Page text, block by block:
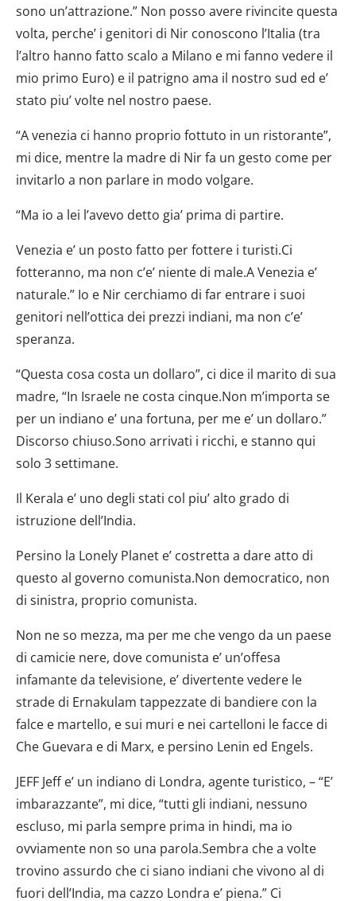
sono un’attrazione.” Non posso avere rivincite questa
volta, perche’ i genitori di Nir conoscono l’Italia (tra
l’altro hanno fatto scalo a Milano e mi fanno vedere il
mio primo Euro) e il patrigno ama il nostro sud ed e’
stato piu’ volte nel nostro paese.
“A venezia ci hanno proprio fottuto in un ristorante”,
mi dice, mentre la madre di Nir fa un gesto come per
invitarlo a non parlare in modo volgare.
“Ma io a lei l’avevo detto gia’ prima di partire.
Venezia e’ un posto fatto per fottere i turisti.Ci
fotteranno, ma non c’e’ niente di male.A Venezia e’
naturale.” Io e Nir cerchiamo di far entrare i suoi
genitori nell’ottica dei prezzi indiani, ma non c’e’
speranza.
“Questa cosa costa un dollaro”, ci dice il marito di sua
madre, “In Israele ne costa cinque.Non m’importa se
per un indiano e’ una fortuna, per me e’ un dollaro.”
Discorso chiuso.Sono arrivati i ricchi, e stanno qui
solo 3 settimane.
Il Kerala e’ uno degli stati col piu’ alto grado di
istruzione dell’India.
Persino la Lonely Planet e’ costretta a dare atto di
questo al governo comunista.Non democratico, non
di sinistra, proprio comunista.
Non ne so mezza, ma per me che vengo da un paese
di camicie nere, dove comunista e’ un’offesa
infamante da televisione, e’ divertente vedere le
strade di Ernakulam tappezzate di bandiere con la
falce e martello, e sui muri e nei cartelloni le facce di
Che Guevara e di Marx, e persino Lenin ed Engels.
JEFF Jeff e’ un indiano di Londra, agente turistico, – “E’
imbarazzante”, mi dice, “tutti gli indiani, nessuno
escluso, mi parla sempre prima in hindi, ma io
ovviamente non so una parola.Sembra che a volte
trovino assurdo che ci siano indiani che vivono al di
fuori dell’India, ma cazzo Londra e’ piena.” Ci